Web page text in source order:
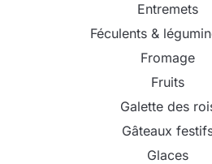
Entremets
Féculents &
Fromage
Fruits
Galette des
Gâteaux
Glaces